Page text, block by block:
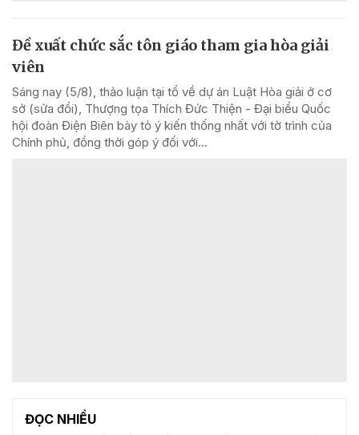
Đề xuất chức sắc tôn giáo tham gia hòa giải
viên
Sáng nay (5/8), thảo luận tại tổ về dự án Luật Hòa giải ở cơ
sở (sửa đổi), Thượng tọa Thích Đức Thiện - Đại biểu Quốc
hội đoàn Điện Biên bày tỏ ý kiến thống nhất với tờ trình của
Chính phủ, đồng thời góp ý đối với...
ĐỌC NHIỀU